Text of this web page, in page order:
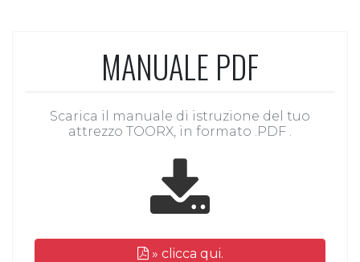
MANUALE PDF
Scarica il manuale di istruzione del tuo
attrezzo TOORX, in formato .PDF .
» clicca qui.